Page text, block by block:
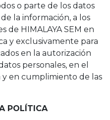
o parte de los datos
la información, a los
de HIMALAYA SEM en
y exclusivamente para
en la autorización
personales, en el
en cumplimiento de las
POLÍTICA